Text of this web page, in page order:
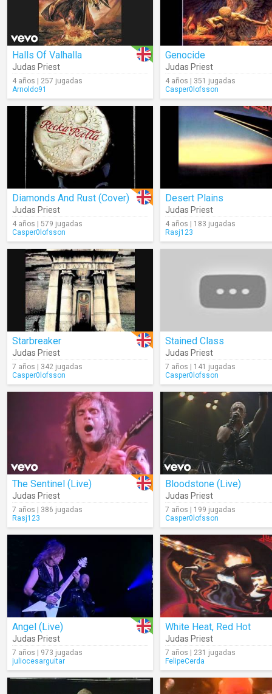
Halls Of Valhalla
Judas Priest
4 años | 257 jugadas
Arnoldo91
Genocide
Judas Priest
4 años | 351 jugadas
Casper0lofsson
Diamonds And Rust (Cover)
Judas Priest
4 años | 579 jugadas
Casper0lofsson
Desert Plains
Judas Priest
4 años | 183 jugadas
Rasj123
Starbreaker
Judas Priest
7 años | 342 jugadas
Casper0lofsson
Stained Class
Judas Priest
7 años | 141 jugadas
Casper0lofsson
The Sentinel (Live)
Judas Priest
7 años | 386 jugadas
Rasj123
Bloodstone (Live)
Judas Priest
7 años | 199 jugadas
Casper0lofsson
Angel (Live)
Judas Priest
7 años | 973 jugadas
juliocesarguitar
White Heat, Red Hot
Judas Priest
7 años | 231 jugadas
FelipeCerda